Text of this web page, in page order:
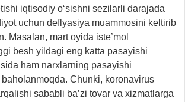
iqtisodiy o‘sishni sezilarli darajada
uchun deflyasiya muammosini keltirib
Masalan, mart oyida iste’mol
besh yildagi eng katta pasayishi
ham narxlarning pasayishi
Chunki, koronavirus
sababli ba’zi tovar va xizmatlarga